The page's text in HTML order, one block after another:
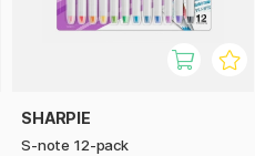
SHARPIE
S-note 12-pack